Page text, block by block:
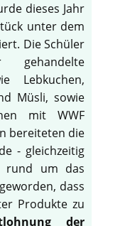
dieses Jahr
unter dem
Die Schüler
Lebkuchen,
Müsli, sowie
mit WWF
bereiteten die
- gleichzeitig
rund um das
dass
Produkte zu
der